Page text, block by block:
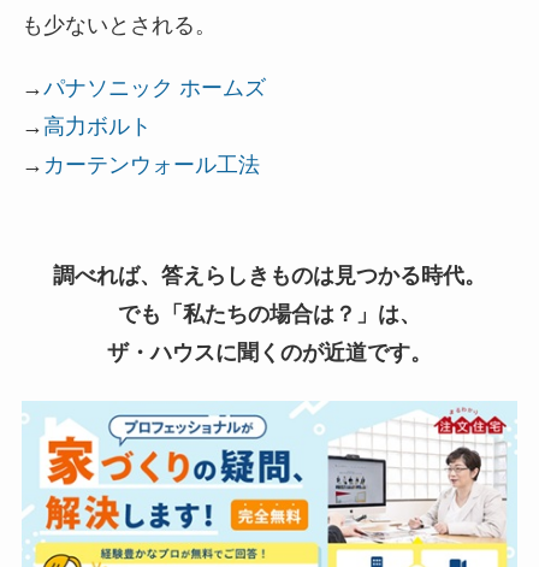
も少ないとされる。
→パナソニック ホームズ
→高力ボルト
→ カーテンウォール工法
調べれば、答えらしきものは見つかる時代。
でも「私たちの場合は？」は、
ザ・ハウスに聞くのが近道です。